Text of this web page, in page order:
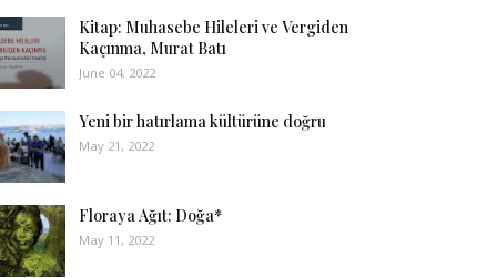
Kitap: Muhasebe Hileleri ve Vergiden
Kaçınma, Murat Batı
June 04, 2022
Yeni bir hatırlama kültürüne doğru
May 21, 2022
Floraya Ağıt: Doğa*
May 11, 2022